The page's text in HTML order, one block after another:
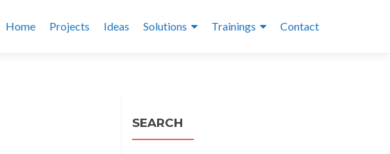
Home Projects Ideas Solutions Trainings Contact
SEARCH